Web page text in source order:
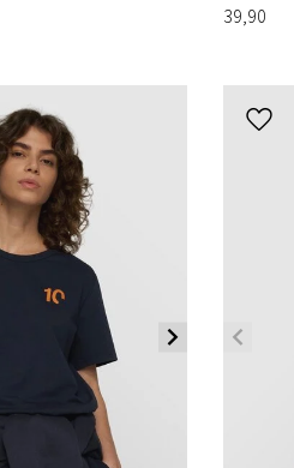
39,90